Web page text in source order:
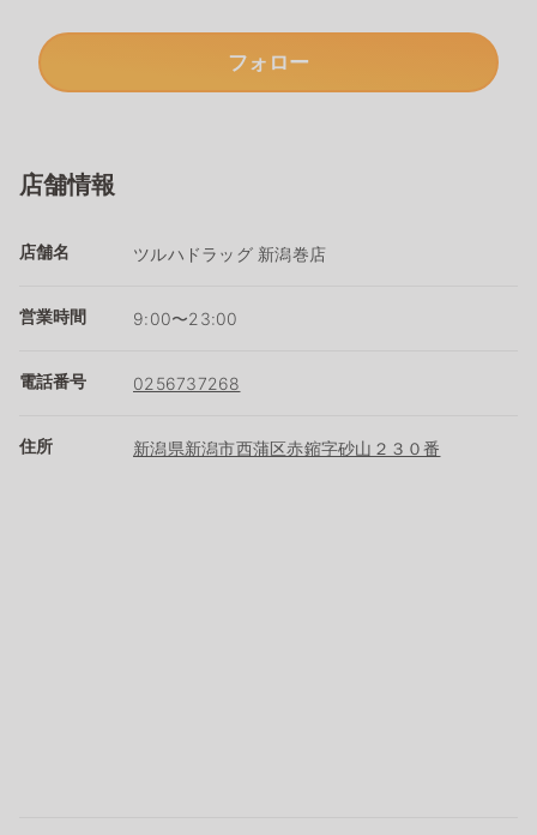
フォロー
店舗情報
店舗名 ツルハドラッグ 新潟巻店
営業時間 9:00〜23:00
電話番号 0256737268
住所 新潟県新潟市西蒲区赤鏥字砂山２３０番